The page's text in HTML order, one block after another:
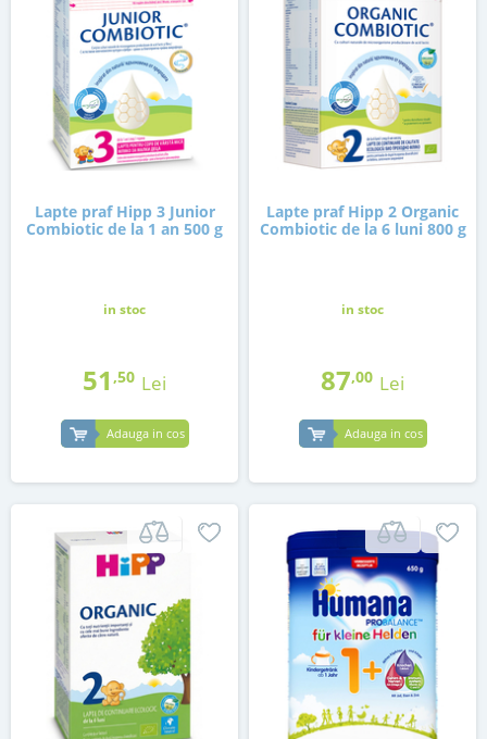
Lapte praf Hipp 3 Junior
Combiotic de la 1 an 500 g
in stoc
51 ,50 Lei
Adauga in cos
Lapte praf Hipp 2 Organic
Combiotic de la 6 luni 800 g
in stoc
87,00 Lei
Adauga in cos